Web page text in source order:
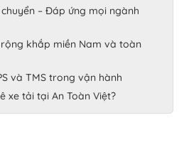
– Đáp ứng mọi ngành
khắp miền Nam và toàn
và TMS trong vận hành
xe tải tại An Toàn Việt?